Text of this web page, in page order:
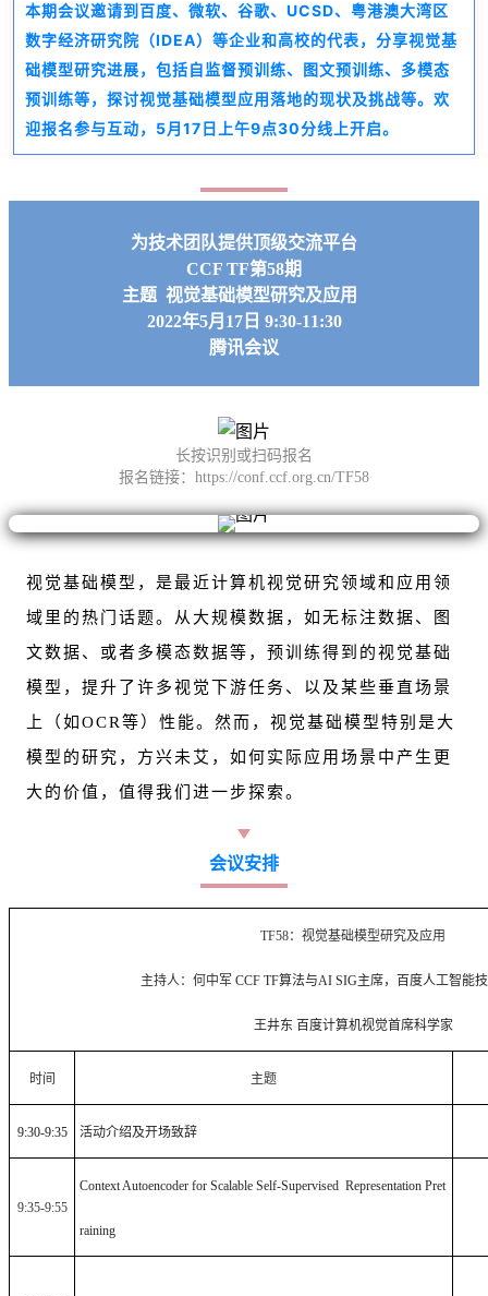
本期会议邀请到百度、微软、谷歌、UCSD、粤港澳大湾区
数字经济研究院（IDEA）等企业和高校的代表，分享视觉基
础模型研究进展，包括自监督预训练、图文预训练、多模态
预训练等，探讨视觉基础模型应用落地的现状及挑战等。欢
迎报名参与互动，5月17日上午9点30分线上开启。
为技术团队提供顶级交流平台
CCF TF第58期
主题 视觉基础模型研究及应用
2022年5月17日 9:30-11:30
腾讯会议
长按识别或扫码报名
报名链接：https://conf.ccf.org.cn/TF58
视觉基础模型，是最近计算机视觉研究领域和应用领
域里的热门话题。从大规模数据，如无标注数据、图
文数据、或者多模态数据等，预训练得到的视觉基础
模型，提升了许多视觉下游任务、以及某些垂直场景
上（如OCR等）性能。然而，视觉基础模型特别是大
模型的研究，方兴未艾，如何实际应用场景中产生更
大的价值，值得我们进一步探索。
会议安排
TF58：视觉基础模型研究及应用
主持人：何中军 CCF TF算法与AI SIG主席，百度人工智能
王井东 百度计算机视觉首席科学家
时间 主题
9:30-9:35 活动介绍及开场致辞
9:35-9:55
Context Autoencoder for Scalable Self-Supervised Representation Pret
raining